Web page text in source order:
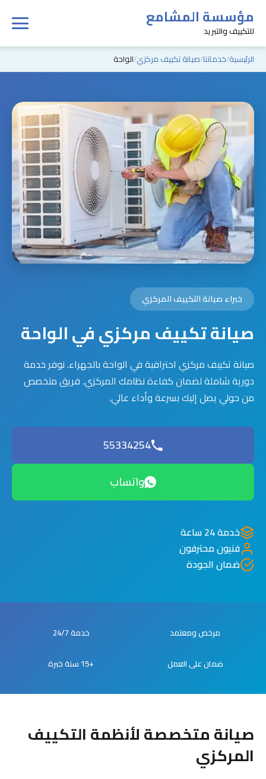
مؤسسة المشامع
للتكييف والتبريد
الرئيسية خدماتنا صيانة تكييف مركزي الواحة
خبراء صيانة التكييف المركزي
صيانة تكييف مركزي في الواحة
صيانة تكييف مركزي احترافية في الواحة بالجهراء. نوفر خدمة
دورية شاملة لضمان كفاءة نظامك المركزي. فريق متخصص
من حولي يصل إليك بسرعة وأداء عالي.
55334254
واتساب
خدمة 24 ساعة
فنيون محترفون
ضمان الجودة
مرخص ومعتمد خدمة 24/7
ضمان على العمل +15 سنة خبرة
صيانة متخصصة لأنظمة التكييف
المركزي